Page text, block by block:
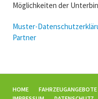
Möglichkeiten der
Muster-
Partner
NAVIGATION
HOME FAHRZEUGANGEBOTE